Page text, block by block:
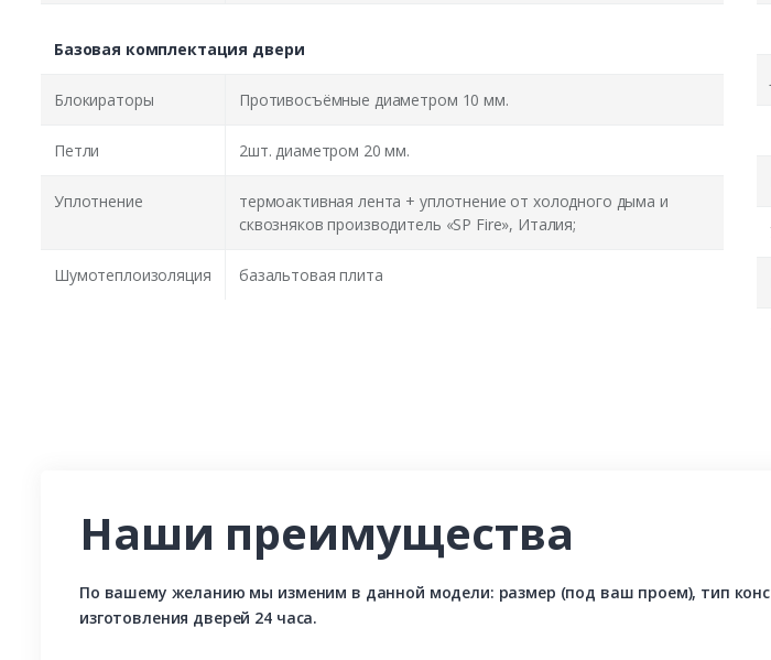
Базовая комплектация двери
Блокираторы Противосъёмные диаметром 10 мм.
Петли 2шт. диаметром 20 мм.
Уплотнение
термоактивная лента + уплотнение от холодного дыма и
сквозняков производитель «SP Fire», Италия;
Шумотеплоизоляция базальтовая плита
Наши преимущества
По вашему желанию мы изменим в данной модели: размер (под ваш проем), тип
изготовления дверей 24 часа.